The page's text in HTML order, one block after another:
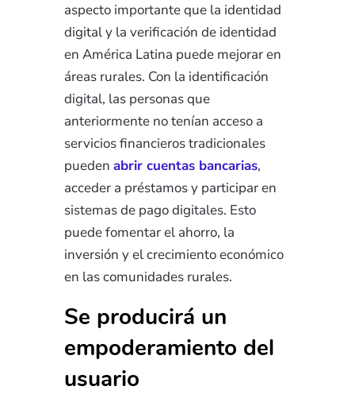
aspecto importante que la identidad
digital y la verificación de identidad
en América Latina puede mejorar en
áreas rurales. Con la identificación
digital, las personas que
anteriormente no tenían acceso a
servicios financieros tradicionales
pueden abrir cuentas bancarias,
acceder a préstamos y participar en
sistemas de pago digitales. Esto
puede fomentar el ahorro, la
inversión y el crecimiento económico
en las comunidades rurales.
Se producirá un
empoderamiento del
usuario